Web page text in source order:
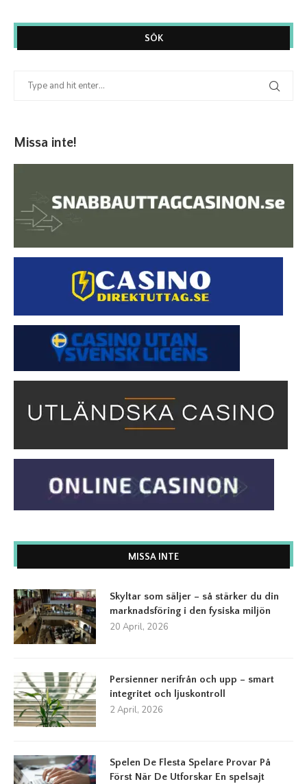
SÖK
Missa inte!
MISSA INTE
Skyltar som säljer – så stärker du din
marknadsföring i den fysiska miljön
20 April, 2026
Persienner nerifrån och upp – smart
integritet och ljuskontroll
2 April, 2026
Spelen De Flesta Spelare Provar På
Först När De Utforskar En spelsajt